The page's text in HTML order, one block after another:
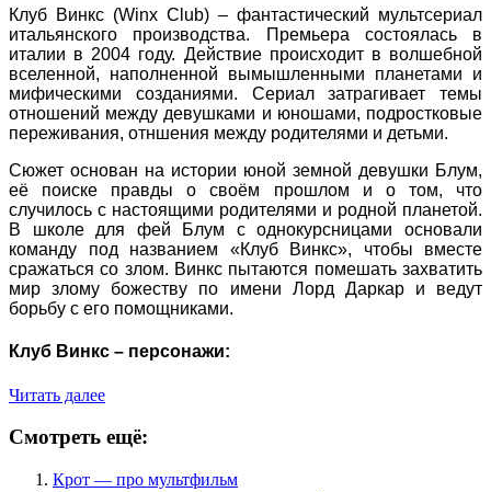
Клуб Винкс (Winx Club) – фантастический мультсериал
итальянского производства. Премьера состоялась в
италии в 2004 году. Действие происходит в волшебной
вселенной, наполненной вымышленными планетами и
мифическими созданиями. Сериал затрагивает темы
отношений между девушками и юношами, подростковые
переживания, отншения между родителями и детьми.
Сюжет основан на истории юной земной девушки Блум,
её поиске правды о своём прошлом и о том, что
случилось с настоящими родителями и родной планетой.
В школе для фей Блум с однокурсницами основали
команду под названием «Клуб Винкс», чтобы вместе
сражаться со злом. Винкс пытаются помешать захватить
мир злому божеству по имени Лорд Даркар и ведут
борьбу с его помощниками.
Клуб Винкс – персонажи:
Читать далее
Смотреть ещё:
Крот — про мультфильм